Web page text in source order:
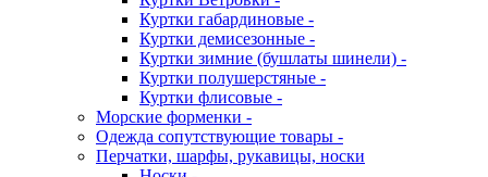
Куртки габардиновые -
Куртки демисезонные -
Куртки зимние (бушлаты шинели) -
Куртки полушерстяные -
Куртки флисовые -
Морские форменки -
Одежда сопутствующие товары -
Перчатки, шарфы, рукавицы, носки